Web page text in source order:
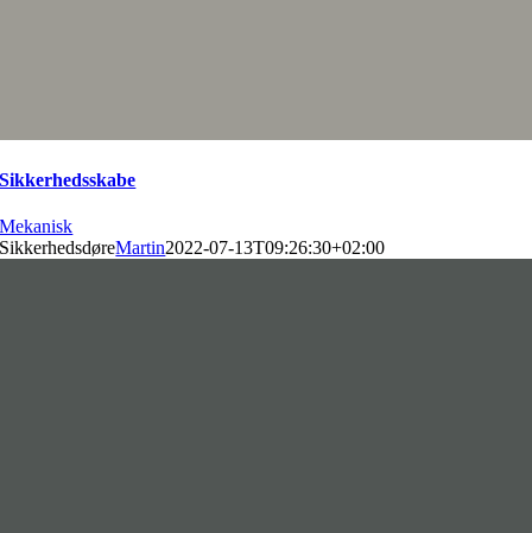
Sikkerhedsskabe
Mekanisk
SikkerhedsdøreMartin2022-07-13T09:26:30+02:00